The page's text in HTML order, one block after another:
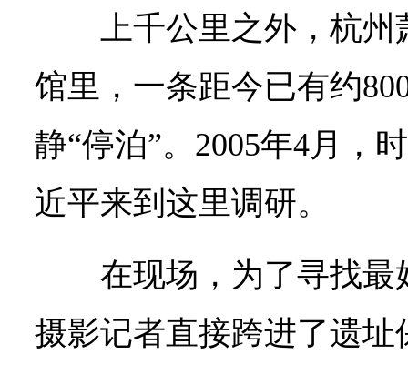
上千公里之外，杭
馆里，一条距今已有约
静“停泊”。2005年4月，
近平来到这里调研。
在现场，为了寻找
摄影记者直接跨进了遗址